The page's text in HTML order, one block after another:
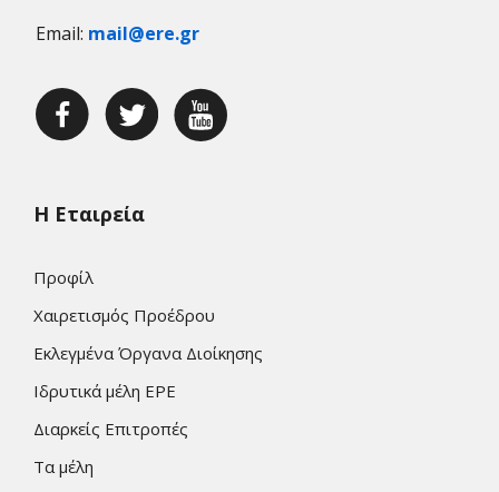
Email: mail@ere.gr
Η Εταιρεία
Προφίλ
Χαιρετισμός Προέδρου
Εκλεγμένα Όργανα Διοίκησης
Ιδρυτικά μέλη ΕΡΕ
Διαρκείς Επιτροπές
Τα μέλη